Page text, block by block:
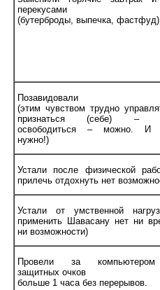
перекусами
(бутерброды, выпечка, фастфуд)
Позавидовали
(этим чувством трудно
признаться (себе) –
освободиться – можно. И
нужно!)
Устали после физической
прилечь отдохнуть нет
Устали от умственной
применить Шавасану нет ни
ни возможности)
Провели за
защитных очков
больше 1 часа без перерывов.